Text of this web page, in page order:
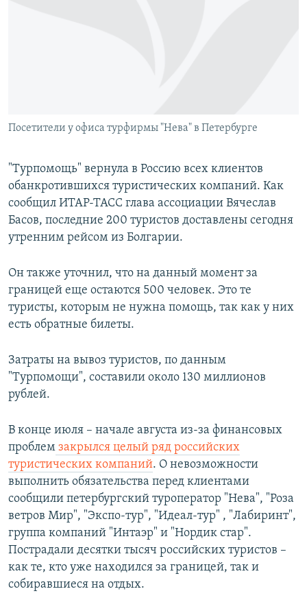
Все сайты РСЕ/РС
Посетители у офиса турфирмы "Нева" в Петербурге
"Турпомощь" вернула в Россию всех клиентов
обанкротившихся туристических компаний. Как
сообщил ИТАР-ТАСС глава ассоциации Вячеслав
Басов, последние 200 туристов доставлены сегодня
утренним рейсом из Болгарии.
Он также уточнил, что на данный момент за
границей еще остаются 500 человек. Это те
туристы, которым не нужна помощь, так как у них
есть обратные билеты.
Затраты на вывоз туристов, по данным
"Турпомощи", составили около 130 миллионов
рублей.
В конце июля – начале августа из-за финансовых
проблем закрылся целый ряд российских
туристических компаний. О невозможности
выполнить обязательства перед клиентами
сообщили петербургский туроператор "Нева", "Роза
ветров Мир", "Экспо-тур", "Идеал-тур" , "Лабиринт",
группа компаний "Интаэр" и "Нордик стар".
Пострадали десятки тысяч российских туристов –
как те, кто уже находился за границей, так и
собиравшиеся на отдых.